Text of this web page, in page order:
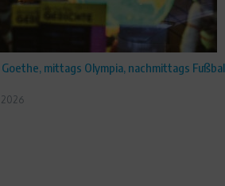
mittags Olympia, nachmittags
2026